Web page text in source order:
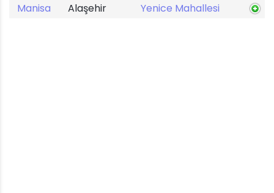
Manisa
Alaşehir Yenice Mahallesi